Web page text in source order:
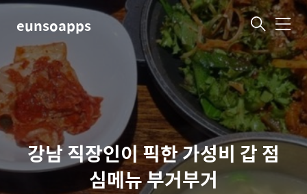
eunsoapps 메
뉴
강남 직장인이 픽한 가성비 갑 점
심메뉴 부거부거